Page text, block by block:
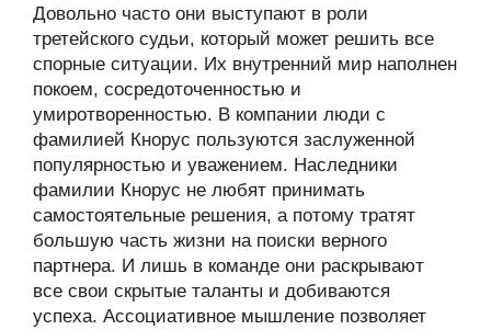
Довольно часто они выступают в роли
третейского судьи, который может решить все
спорные ситуации. Их внутренний мир наполнен
покоем, сосредоточенностью и
умиротворенностью. В компании люди с
фамилией Кнорус пользуются заслуженной
популярностью и уважением. Наследники
фамилии Кнорус не любят принимать
самостоятельные решения, а потому тратят
большую часть жизни на поиски верного
партнера. И лишь в команде они раскрывают
все свои скрытые таланты и добиваются
успеха. Ассоциативное мышление позволяет